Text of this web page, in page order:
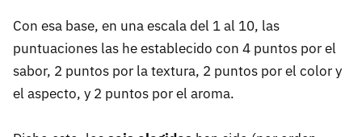
Con esa base, en una escala del 1 al 10, las
puntuaciones las he establecido con 4 puntos por el
sabor, 2 puntos por la textura, 2 puntos por el color y
el aspecto, y 2 puntos por el aroma.